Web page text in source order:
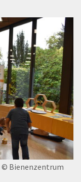
© Bienenzentrum